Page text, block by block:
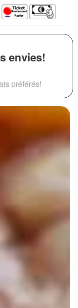
envies!
préférés!